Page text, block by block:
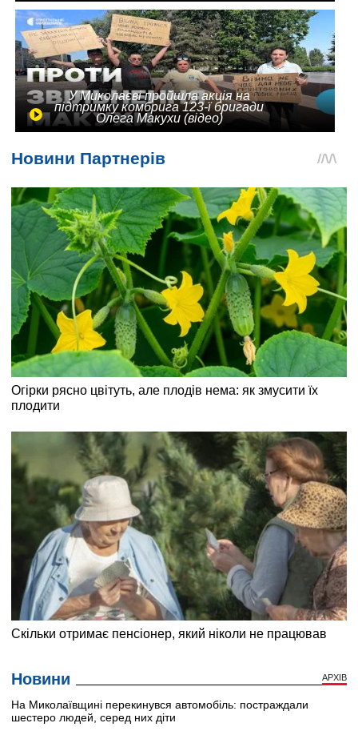
У Миколаєві пройшла акція на
підтримку комбрига 123-ї бригади
Олега Макухи (відео)
Новини АРХІВ
На Миколаївщині перекинувся автомобіль: постраждали
шестеро людей, серед них діти